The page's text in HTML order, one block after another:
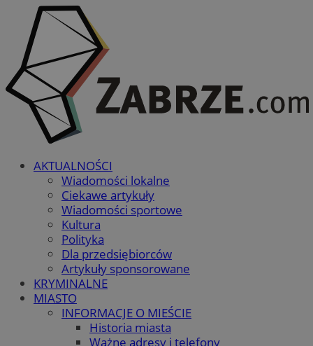
AKTUALNOŚCI
Wiadomości lokalne
Ciekawe artykuły
Wiadomości sportowe
Kultura
Polityka
Dla przedsiębiorców
Artykuły sponsorowane
KRYMINALNE
MIASTO
INFORMACJE O MIEŚCIE
Historia miasta
Ważne adresy i telefony